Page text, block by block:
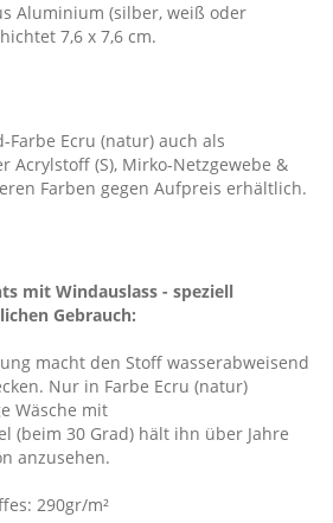
Aluminium (silber, weiß oder
7,6 x 7,6 cm.
Farbe Ecru (natur) auch als
Acrylstoff (S), Mirko-Netzgewebe &
Farben gegen Aufpreis erhältlich.
mit Windauslass - speziell
Gebrauch:
macht den Stoff wasserabweisend
Nur in Farbe Ecru (natur)
Wäsche mit
(beim 30 Grad) hält ihn über Jahre
anzusehen.
290gr/m²